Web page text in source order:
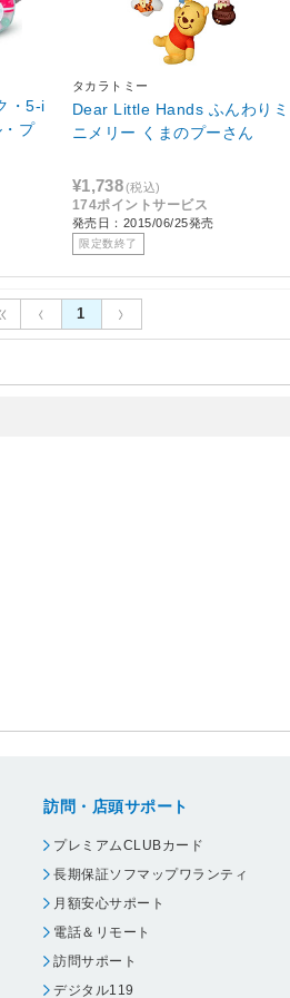
・5-i
プ
タカラトミー
Dear Little Hands ふんわりミ
ニメリー くまのプーさん
¥1,738(税込)
174ポイントサービス
発売日：2015/06/25発売
限定数終了
1
訪問・店頭サポート
プレミアムCLUBカード
長期保証ソフマップワランティ
月額安心サポート
電話＆リモート
訪問サポート
デジタル119